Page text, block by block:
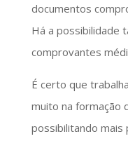
documentos
Há a possibilidade
comprovantes
É certo que
muito na formação
possibilitando